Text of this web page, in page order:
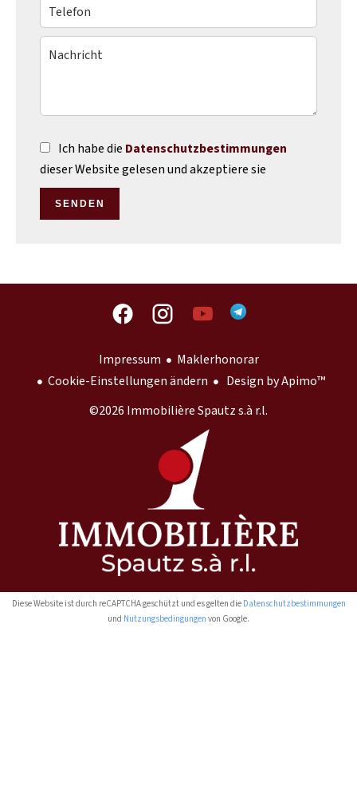
Ich habe die Datenschutzbestimmungen
dieser Website gelesen und akzeptiere sie
SENDEN
Impressum
Maklerhonorar
Cookie-Einstellungen ändern
Design byApimo™
©2026 Immobilière Spautz s.à r.l.
Diese Website ist durch reCAPTCHA geschützt und es gelten die Datenschutzbestimmungen
und Nutzungsbedingungen von Google.